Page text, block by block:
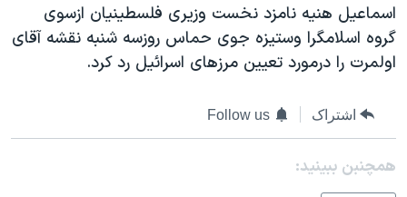
صفحه‌های ویژه
سفر پرزیدنت ترامپ به چین
اسماعيل هنيه نامزد نخست وزيری فلسطينيان ازسوی
گروه اسلامگرا وستيزه جوی حماس روزسه شنبه نقشه آقای
اولمرت را درمورد تعيين مرزهای اسرائيل رد کرد.
اشتراک Follow us
همچنبن ببینید: